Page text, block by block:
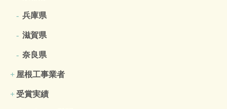
兵庫県
滋賀県
奈良県
屋根工事業者
受賞実績